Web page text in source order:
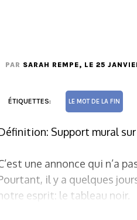
PAR SARAH REMPE, LE 25
ÉTIQUETTES: LE MOT DE LA FIN
Support mural
une annonce qui n’a
il y a quelques
esprit: le tableau noir.